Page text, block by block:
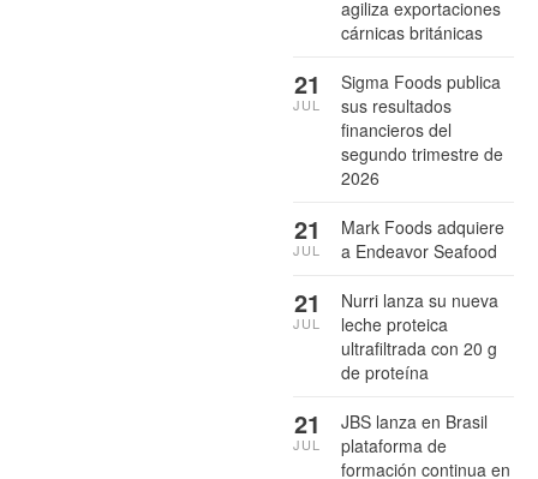
agiliza exportaciones
cárnicas británicas
Sigma Foods publica
sus resultados
financieros del
segundo trimestre de
2026
21
JUL
Mark Foods adquiere
a Endeavor Seafood
21
JUL
Nurri lanza su nueva
leche proteica
ultrafiltrada con 20 g
de proteína
21
JUL
JBS lanza en Brasil
plataforma de
formación continua en
21
JUL